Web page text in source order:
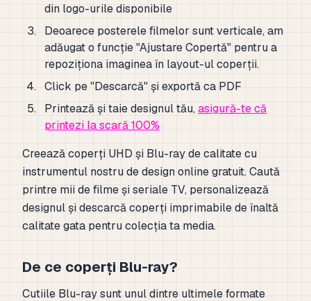
din logo-urile disponibile
Deoarece posterele filmelor sunt verticale, am
adăugat o funcție "Ajustare Copertă" pentru a
repoziționa imaginea în layout-ul coperții.
Click pe "Descarcă" și exportă ca PDF
Printează și taie designul tău, asigură-te că
printezi la scară 100%
Creează coperți UHD și Blu-ray de calitate cu
instrumentul nostru de design online gratuit. Caută
printre mii de filme și seriale TV, personalizează
designul și descarcă coperți imprimabile de înaltă
calitate gata pentru colecția ta media.
De ce coperți Blu-ray?
Cutiile Blu-ray sunt unul dintre ultimele formate